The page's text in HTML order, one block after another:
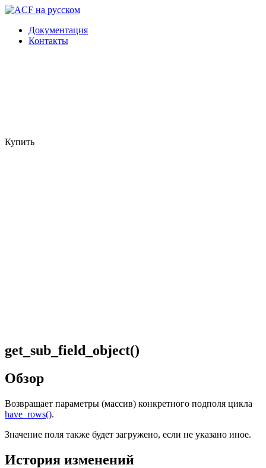
Документация
Контакты
Купить
get_sub_field_object()
Обзор
Возвращает параметры (массив) конкретного подполя цикла
have_rows().
Значение поля также будет загружено, если не указано иное.
История изменений